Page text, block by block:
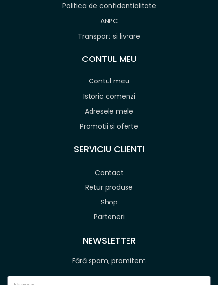
Politica de confidentialitate
ANPC
Transport si livrare
CONTUL MEU
Contul meu
Istoric comenzi
Adresele mele
Promotii si oferte
SERVICIU CLIENTI
Contact
Retur produse
Shop
Parteneri
NEWSLETTER
Fără spam, promitem